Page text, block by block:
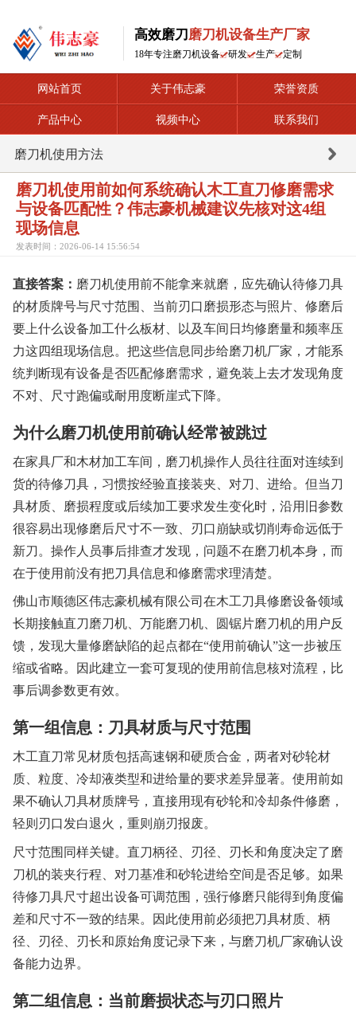
高效磨刀 磨刀机设备生产厂家
18年专注磨刀机设备 研发 生产 定制
网站首页 关于伟志豪 荣誉资质
产品中心 视频中心 联系我们
磨刀机使用方法
磨刀机使用前如何系统确认木工直刀修磨需求
与设备匹配性？伟志豪机械建议先核对这4组
现场信息
发表时间：2026-06-14 15:56:54
直接答案： 磨刀机使用前不能拿来就磨，应先确认待修刀具
的材质牌号与尺寸范围、当前刃口磨损形态与照片、修磨后
要上什么设备加工什么板材、以及车间日均修磨量和频率压
力这四组现场信息。把这些信息同步给磨刀机厂家，才能系
统判断现有设备是否匹配修磨需求，避免装上去才发现角度
不对、尺寸跑偏或耐用度断崖式下降。
为什么磨刀机使用前确认经常被跳过
在家具厂和木材加工车间，磨刀机操作人员往往面对连续到
货的待修刀具，习惯按经验直接装夹、对刀、进给。但当刀
具材质、磨损程度或后续加工要求发生变化时，沿用旧参数
很容易出现修磨后尺寸不一致、刃口崩缺或切削寿命远低于
新刀。操作人员事后排查才发现，问题不在磨刀机本身，而
在于使用前没有把刀具信息和修磨需求理清楚。
佛山市顺德区伟志豪机械有限公司在木工刀具修磨设备领域
长期接触直刀磨刀机、万能磨刀机、圆锯片磨刀机的用户反
馈，发现大量修磨缺陷的起点都在“使用前确认”这一步被压
缩或省略。因此建立一套可复现的使用前信息核对流程，比
事后调参数更有效。
第一组信息：刀具材质与尺寸范围
木工直刀常见材质包括高速钢和硬质合金，两者对砂轮材
质、粒度、冷却液类型和进给量的要求差异显著。使用前如
果不确认刀具材质牌号，直接用现有砂轮和冷却条件修磨，
轻则刃口发白退火，重则崩刃报废。
尺寸范围同样关键。直刀柄径、刃径、刃长和角度决定了磨
刀机的装夹行程、对刀基准和砂轮进给空间是否足够。如果
待修刀具尺寸超出设备可调范围，强行修磨只能得到角度偏
差和尺寸不一致的结果。因此使用前必须把刀具材质、柄
径、刃径、刃长和原始角度记录下来，与磨刀机厂家确认设
备能力边界。
第二组信息：当前磨损状态与刃口照片